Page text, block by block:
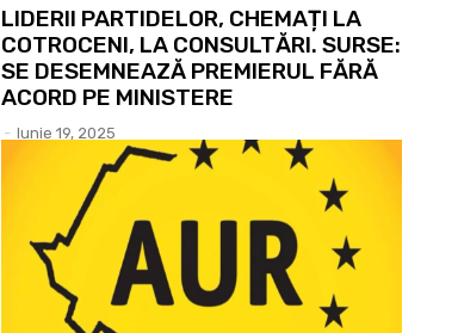
LIDERII PARTIDELOR, CHEMAȚI LA
COTROCENI, LA CONSULTĂRI. SURSE:
SE DESEMNEAZĂ PREMIERUL FĂRĂ
ACORD PE MINISTERE
- Iunie 19, 2025